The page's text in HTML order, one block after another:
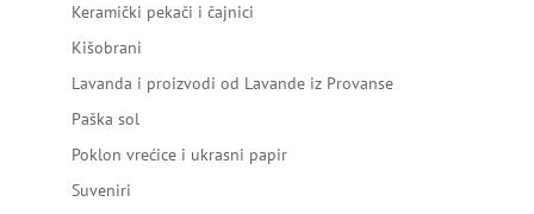
Keramički pekači i čajnici
Kišobrani
Lavanda i proizvodi od Lavande iz Provanse
Paška sol
Poklon vrećice i ukrasni papir
Suveniri